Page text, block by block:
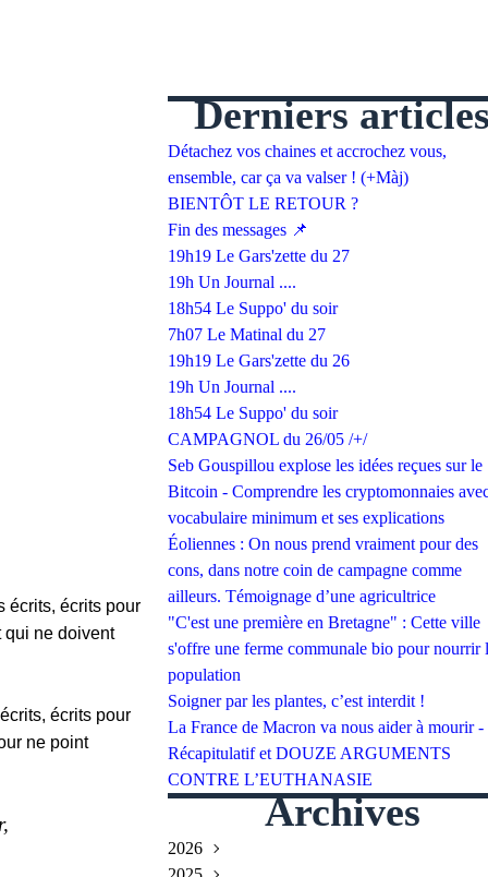
écrits, écrits pour
qui ne doivent
écrits pour
ne point
Derniers
Détachez vos chaines et accrochez vous,
ensemble, car ça va valser ! (+Màj)
BIENTÔT LE RETOUR ?
Fin des messages 📌
19h19 Le Gars'zette du 27
19h Un Journal ....
18h54 Le Suppo' du soir
7h07 Le Matinal du 27
19h19 Le Gars'zette du 26
19h Un Journal ....
18h54 Le Suppo' du soir
CAMPAGNOL du 26/05 /+/
Seb Gouspillou explose les idées reçues sur le
Bitcoin - Comprendre les cryptomonnaies
vocabulaire minimum et ses explications
Éoliennes : On nous prend vraiment pour des
cons, dans notre coin de campagne comme
ailleurs. Témoignage d’une agricultrice
"C'est une première en Bretagne" : Cette ville
s'offre une ferme communale bio pour nourrir
population
Soigner par les plantes, c’est interdit !
La France de Macron va nous aider à mourir -
Récapitulatif et DOUZE ARGUMENTS
CONTRE L’EUTHANASIE
Archives
2026